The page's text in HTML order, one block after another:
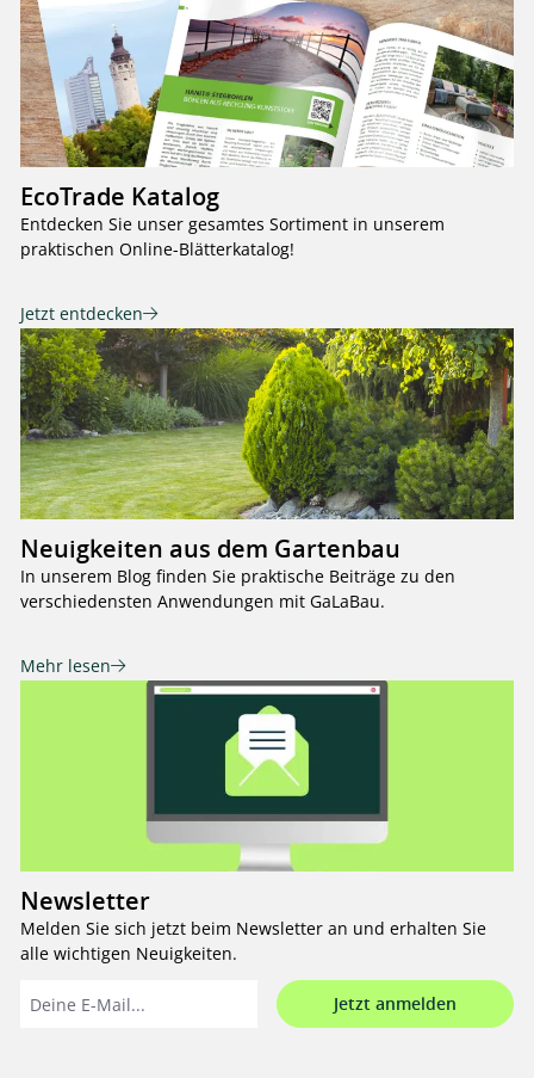
EcoTrade Katalog
Entdecken Sie unser gesamtes Sortiment in unserem
praktischen Online-Blätterkatalog!
Jetzt entdecken
Neuigkeiten aus dem Gartenbau
In unserem Blog finden Sie praktische Beiträge zu den
verschiedensten Anwendungen mit GaLaBau.
Mehr lesen
Newsletter
Melden Sie sich jetzt beim Newsletter an und erhalten Sie
alle wichtigen Neuigkeiten.
Jetzt anmelden